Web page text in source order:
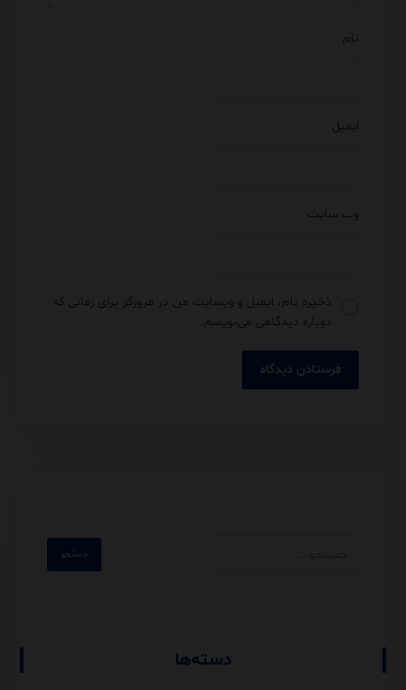
نام
ایمیل
وب‌ سایت
ذخیره نام، ایمیل و وبسایت من در مرورگر برای زمانی که
دوباره دیدگاهی می‌نویسم.
دسته‌ها